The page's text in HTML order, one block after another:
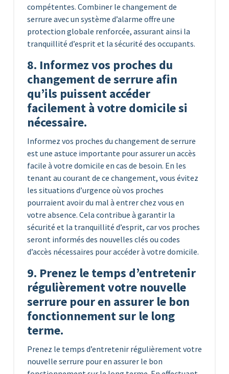
compétentes. Combiner le changement de
serrure avec un système d’alarme offre une
protection globale renforcée, assurant ainsi la
tranquillité d’esprit et la sécurité des occupants.
8. Informez vos proches du
changement de serrure afin
qu’ils puissent accéder
facilement à votre domicile si
nécessaire.
Informez vos proches du changement de serrure
est une astuce importante pour assurer un accès
facile à votre domicile en cas de besoin. En les
tenant au courant de ce changement, vous évitez
les situations d’urgence où vos proches
pourraient avoir du mal à entrer chez vous en
votre absence. Cela contribue à garantir la
sécurité et la tranquillité d’esprit, car vos proches
seront informés des nouvelles clés ou codes
d’accès nécessaires pour accéder à votre domicile.
9. Prenez le temps d’entretenir
régulièrement votre nouvelle
serrure pour en assurer le bon
fonctionnement sur le long
terme.
Prenez le temps d’entretenir régulièrement votre
nouvelle serrure pour en assurer le bon